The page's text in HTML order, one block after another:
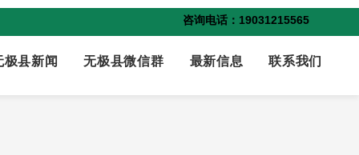
咨询电话：19031215565
极县新闻 无极县微信群 最新信息 联系我们